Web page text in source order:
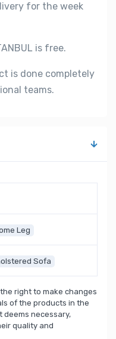
for the week
is free.
is done completely
teams.
Leg
Sofa
the right to make changes
of the products in the
deems necessary,
quality and